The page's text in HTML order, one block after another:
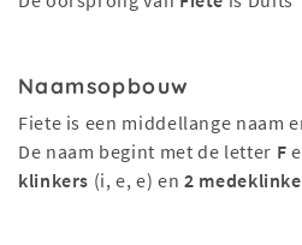
Naamsopbouw
Fiete is een middellange naam
De naam begint met de letter F
klinkers (i, e, e) en2